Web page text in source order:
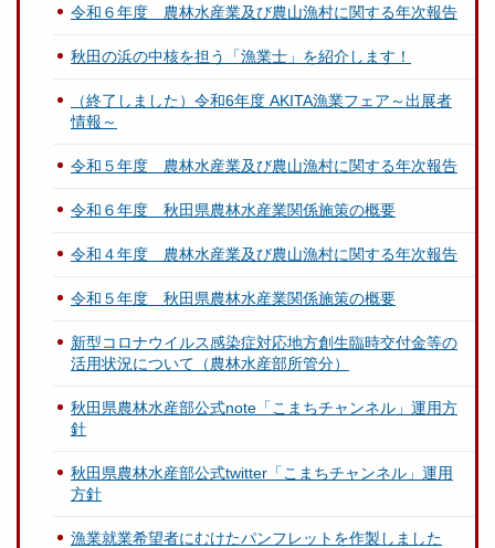
令和６年度 農林水産業及び農山漁村に関する年次報告
秋田の浜の中核を担う「漁業士」を紹介します！
（終了しました）令和6年度 AKITA漁業フェア～出展者
情報～
令和５年度 農林水産業及び農山漁村に関する年次報告
令和６年度 秋田県農林水産業関係施策の概要
令和４年度 農林水産業及び農山漁村に関する年次報告
令和５年度 秋田県農林水産業関係施策の概要
新型コロナウイルス感染症対応地方創生臨時交付金等の
活用状況について（農林水産部所管分）
秋田県農林水産部公式note「こまちチャンネル」運用方
針
秋田県農林水産部公式twitter「こまちチャンネル」運用
方針
漁業就業希望者にむけたパンフレットを作製しました